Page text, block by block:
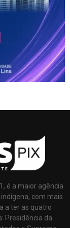
é a maior agência
com mais
a ter as quatro
Presidência da